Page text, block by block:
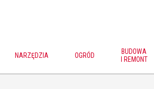
NARZĘDZIA OGRÓD
BUDOWA
I REMONT